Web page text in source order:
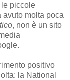
piccole
avuto molta poca
, non è un sito
positivo
la National